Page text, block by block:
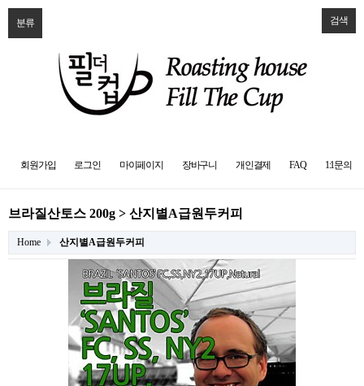
분류 검색
회원가입 로그인 마이페이지 장바구니 개인결제 FAQ 1:1문의
브라질산토스 200g > 산지별A급원두커피
Home 산지별A급원두커피